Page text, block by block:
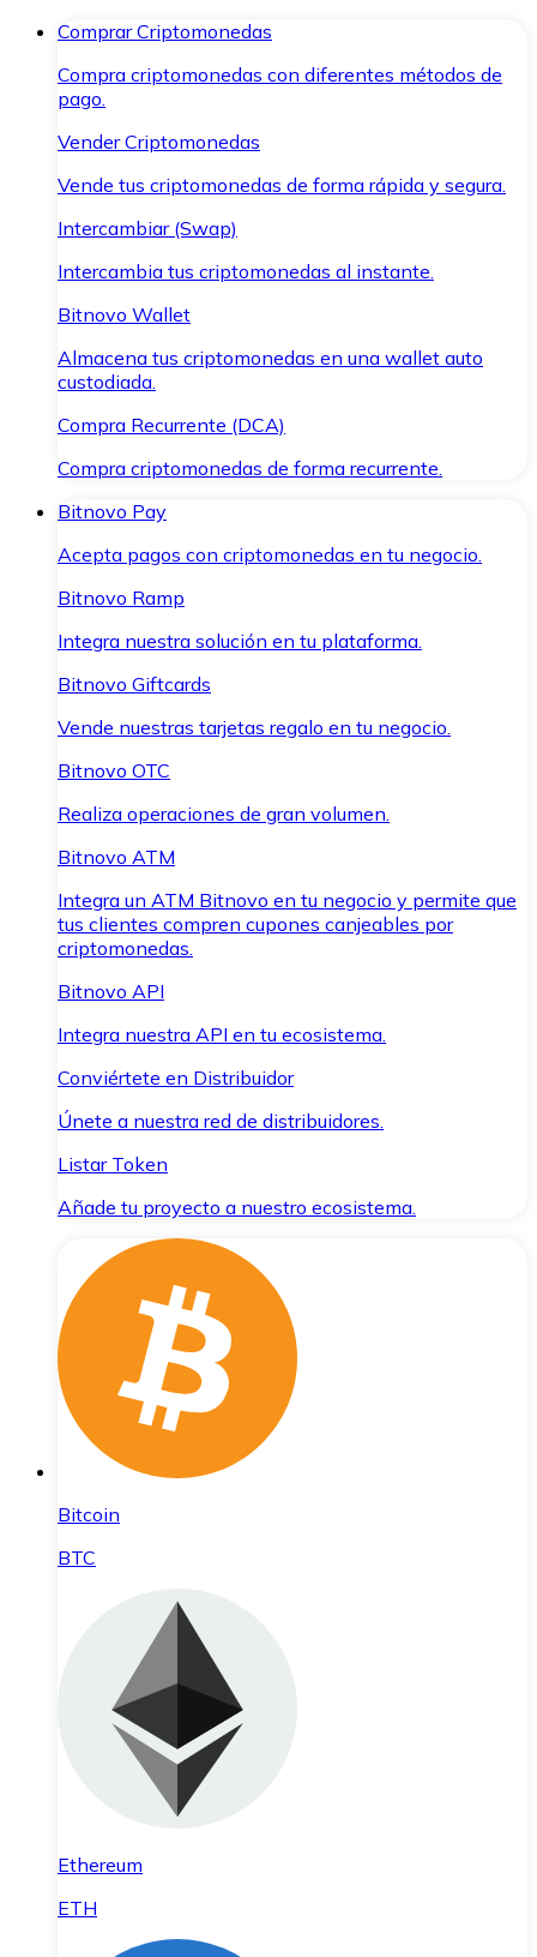
Comprar Criptomonedas
Compra criptomonedas con diferentes métodos de
pago.
Vender Criptomonedas
Vende tus criptomonedas de forma rápida y segura.
Intercambiar (Swap)
Intercambia tus criptomonedas al instante.
Bitnovo Wallet
Almacena tus criptomonedas en una wallet auto
custodiada.
Compra Recurrente (DCA)
Compra criptomonedas de forma recurrente.
Bitnovo Pay
Acepta pagos con criptomonedas en tu negocio.
Bitnovo Ramp
Integra nuestra solución en tu plataforma.
Bitnovo Giftcards
Vende nuestras tarjetas regalo en tu negocio.
Bitnovo OTC
Realiza operaciones de gran volumen.
Bitnovo ATM
Integra un ATM Bitnovo en tu negocio y permite que
tus clientes compren cupones canjeables por
criptomonedas.
Bitnovo API
Integra nuestra API en tu ecosistema.
Conviértete en Distribuidor
Únete a nuestra red de distribuidores.
Listar Token
Añade tu proyecto a nuestro ecosistema.
Bitcoin
BTC
Ethereum
ETH